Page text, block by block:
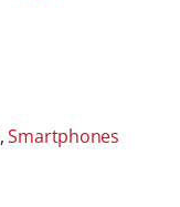
,Smartphones